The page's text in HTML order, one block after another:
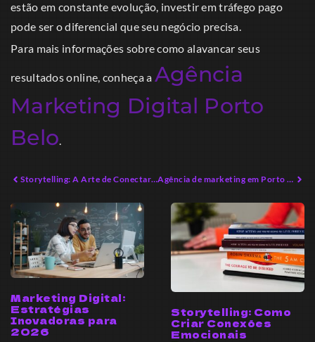
estão em constante evolução, investir em tráfego pago
pode ser o diferencial que seu negócio precisa.
Para mais informações sobre como alavancar seus
resultados online, conheça a Agência
Marketing Digital Porto
Belo.
Storytelling: A Arte de Conectar Emoções e Vender Agência de marketing em Porto Belo: Estratégias para Crescimento Sustentável
Marketing Digital:
Estratégias
Inovadoras para
2026
Storytelling: Como
Criar Conexões
Emocionais